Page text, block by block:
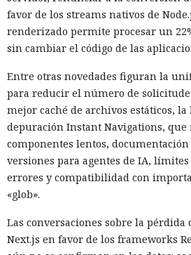
favor de los streams nativos de
renderizado permite procesar un
sin cambiar el código de las
Entre otras novedades figuran la
para reducir el número de
mejor caché de archivos estáticos,
depuración Instant Navigations, que
componentes lentos, documentación
versiones para agentes de IA,
errores y compatibilidad con
«glob».
Las conversaciones sobre la pérdida
Next.js en favor de los frameworks